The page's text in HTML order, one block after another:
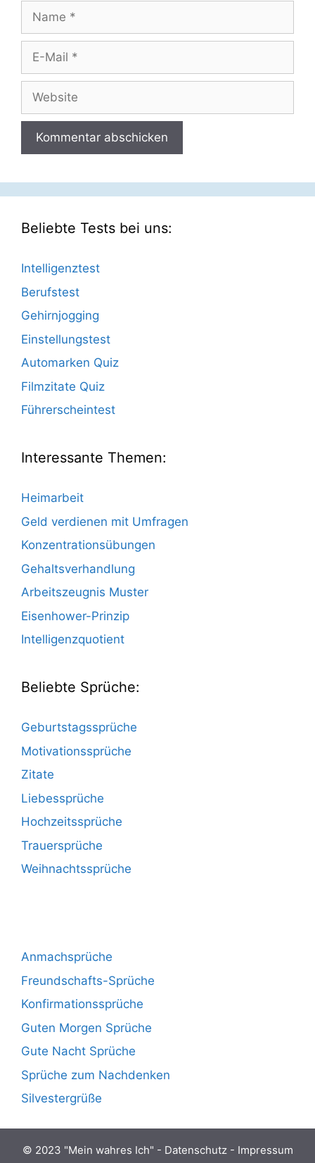
Name
Website
Beliebte Tests bei uns:
Intelligenztest
Berufstest
Gehirnjogging
Einstellungstest
Automarken Quiz
Filmzitate Quiz
Führerscheintest
Interessante Themen:
Heimarbeit
Geld verdienen mit Umfragen
Konzentrationsübungen
Gehaltsverhandlung
Arbeitszeugnis Muster
Eisenhower-Prinzip
Intelligenzquotient
Beliebte Sprüche:
Geburtstagssprüche
Motivationssprüche
Zitate
Liebessprüche
Hochzeitssprüche
Trauersprüche
Weihnachtssprüche
Anmachsprüche
Freundschafts-Sprüche
Konfirmationssprüche
Guten Morgen Sprüche
Gute Nacht Sprüche
Sprüche zum Nachdenken
Silvestergrüße
© 2023 "Mein wahres Ich" - Datenschutz- Impressum